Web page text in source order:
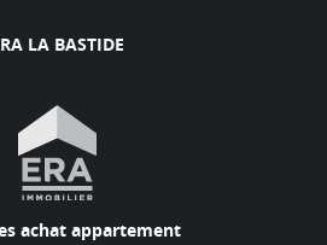
LA BASTIDE
achat appartement